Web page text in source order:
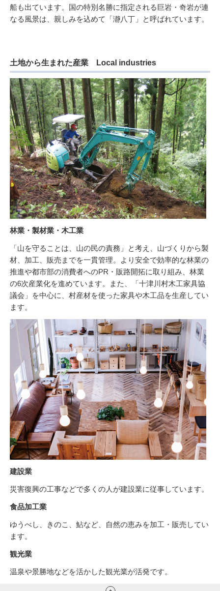
船も出ています。国の特別名勝に指定される巨岩・奇岩が連
なる風景は、親しみを込めて「瀞八丁」と呼ばれています。
土地から生まれた産業 Local industries
林業・製材業・木工業
「山を守ることは、山の民の責務」と考え、山づくりから製
材、加工、販売までを一貫管理。より安全で効率的な林業の
推進や都市部の消費者へのPR・販路開拓に取り組み、林業
の6次産業化を進めています。また、「十津川村木工家具協
議会」を中心に、村産材を使った家具や木工品を生産してい
ます。
建設業
災害復興の工事などで多くの人が建設業に従事しています。
食品加工業
ゆうべし、きのこ、鮎など、自然の恵みを加工・販売してい
ます。
観光業
温泉や景勝地などを活かした観光業が活発です。